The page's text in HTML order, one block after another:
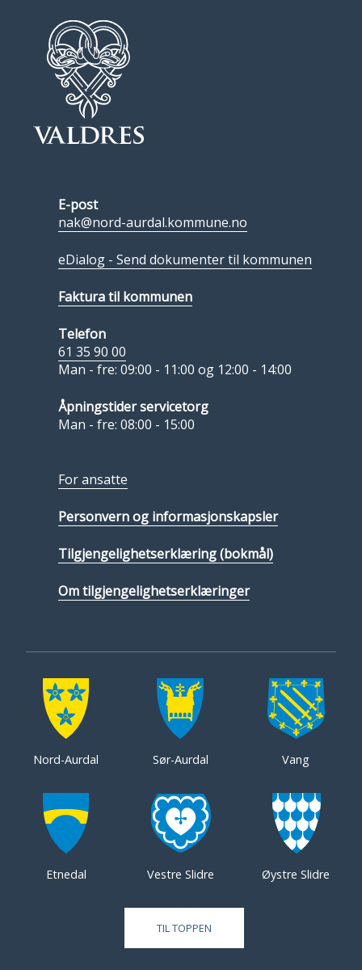
E-post
nak@nord-aurdal.kommune.no
eDialog - Send dokumenter til kommunen
Faktura til kommunen
Telefon
61 35 90 00
Man - fre: 09:00 - 11:00 og 12:00 - 14:00
Åpningstider servicetorg
Man - fre: 08:00 - 15:00
For ansatte
Personvern og informasjonskapsler
Tilgjengelighetserklæring (bokmål)
Om tilgjengelighetserklæringer
Nord-Aurdal Sør-Aurdal Vang
Etnedal Vestre Slidre Øystre Slidre
TIL TOPPEN